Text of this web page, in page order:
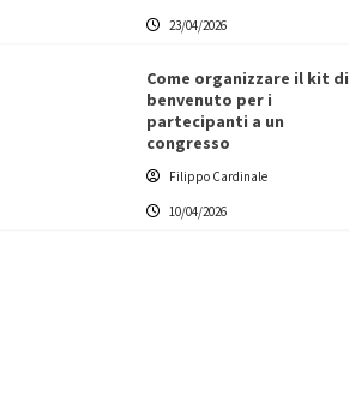
23/04/2026
Come organizzare il kit di
benvenuto per i
partecipanti a un
congresso
Filippo Cardinale
10/04/2026